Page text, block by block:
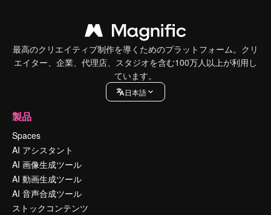
最高のクリエイティブ制作を導くためのプラットフォーム。クリ
エイター、企業、代理店、スタジオを含む100万人以上が利用し
ています。
日本語
製品
Spaces
AI アシスタント
AI 画像生成ツール
AI 動画生成ツール
AI 音声合成ツール
ストックコンテンツ